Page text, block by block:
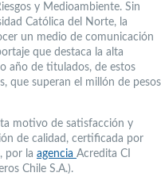
y Medioambiente. Sin
Católica del Norte, la
un medio de comunicación
que destaca la alta
año de titulados, de estos
que superan el millón de pesos
motivo de satisfacción y
de calidad, certificada por
por la agencia Acredita CI
Chile S.A.).